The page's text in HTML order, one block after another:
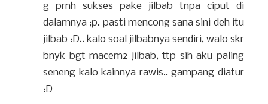
g prnh sukses pake jilbab tnpa ciput di
dalamnya ;p. pasti mencong sana sini deh itu
jilbab :D.. kalo soal jilbabnya sendiri, walo skr
bnyk bgt macem2 jilbab, ttp sih aku paling
seneng kalo kainnya rawis.. gampang diatur
:D